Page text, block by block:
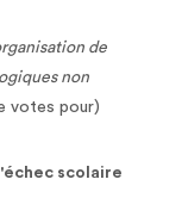
de
non
votes pour)
scolaire